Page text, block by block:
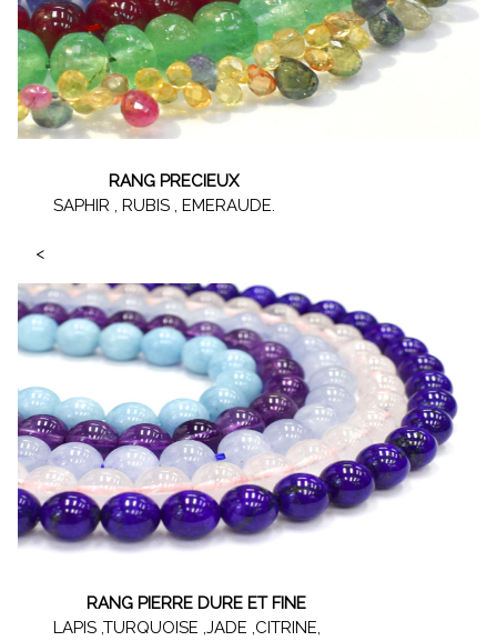
RANG PRECIEUX
SAPHIR , RUBIS , EMERAUDE.
<
RANG PIERRE DURE ET FINE
LAPIS ,TURQUOISE ,JADE ,CITRINE,